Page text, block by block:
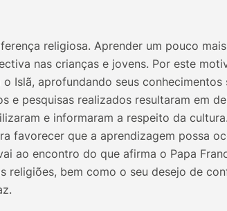
religiosa. Aprender um pouco
nas crianças e jovens. Por este
Islã, aprofundando seus conhecimentos
e pesquisas realizados resultaram em
e informaram a respeito da
favorecer que a aprendizagem possa
ao encontro do que afirma o Papa
bem como o seu desejo de